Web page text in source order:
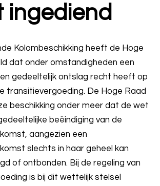
ingediend
Kolombeschikking heeft de Hoge
dat onder omstandigheden een
gedeeltelijk ontslag recht heeft op
transitievergoeding. De Hoge Raad
beschikking onder meer dat de wet
beëindiging van de
aangezien een
slechts in haar geheel kan
of ontbonden. Bij de regeling van
is bij dit wettelijk stelsel